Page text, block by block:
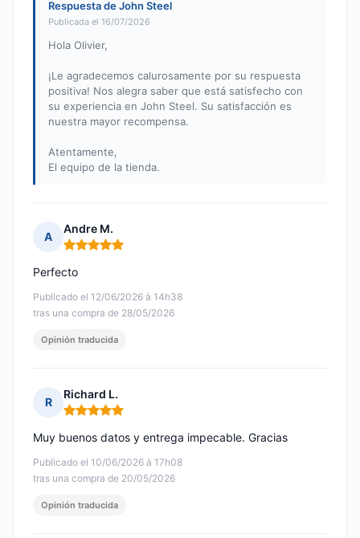
Respuesta de John Steel
Publicada el 16/07/2026
Hola Olivier,
¡Le agradecemos calurosamente por su respuesta
positiva! Nos alegra saber que está satisfecho con
su experiencia en John Steel. Su satisfacción es
nuestra mayor recompensa.
Atentamente,
El equipo de la tienda.
A
Andre M.
Nota: 5 de 5
Publicado el 12/06/2026 à 14h38
tras una compra de 28/05/2026
Perfecto
Opinión traducida
R
Richard L.
Nota: 5 de 5
Publicado el 10/06/2026 à 17h08
tras una compra de 20/05/2026
Muy buenos datos y entrega impecable. Gracias
Opinión traducida